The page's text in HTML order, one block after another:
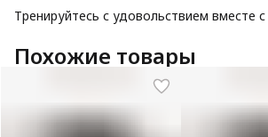
Тренируйтесь с удовольствием вместе с
Похожие товары